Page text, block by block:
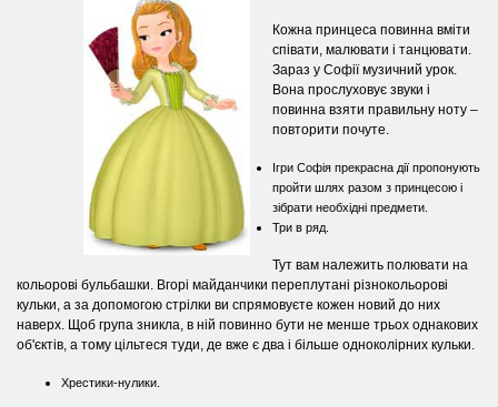
Кожна принцеса повинна вміти
співати, малювати і танцювати.
Зараз у Софії музичний урок.
Вона прослуховує звуки і
повинна взяти правильну ноту –
повторити почуте.
Ігри Софія прекрасна дії пропонують
пройти шлях разом з принцесою і
зібрати необхідні предмети.
Три в ряд.
Тут вам належить полювати на
кольорові бульбашки. Вгорі майданчики переплутані різнокольорові
кульки, а за допомогою стрілки ви спрямовуєте кожен новий до них
наверх. Щоб група зникла, в ній повинно бути не менше трьох однакових
об'єктів, а тому цільтеся туди, де вже є два і більше одноколірних кульки.
Хрестики-нулики.